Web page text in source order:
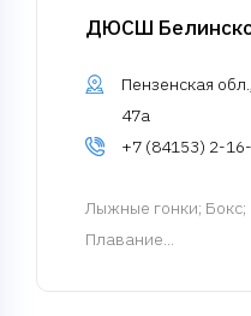
ДЮСШ
Пензенская
47а
+7 (84153) 2-
Лыжные гонки;
Плавание...